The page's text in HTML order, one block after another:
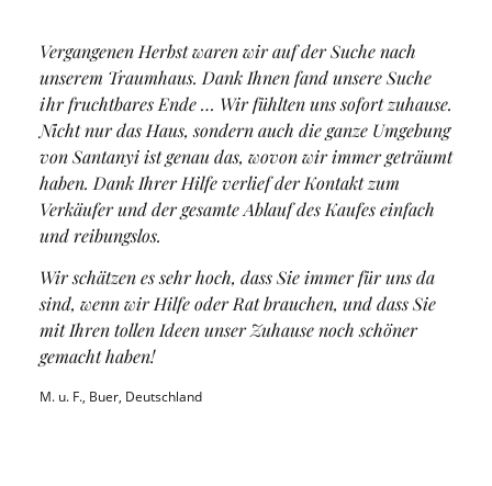
Vergangenen Herbst waren wir auf der Suche nach
unserem Traumhaus. Dank Ihnen fand unsere Suche
ihr fruchtbares Ende … Wir fühlten uns sofort zuhause.
Nicht nur das Haus, sondern auch die ganze Umgebung
von Santanyi ist genau das, wovon wir immer geträumt
haben. Dank Ihrer Hilfe verlief der Kontakt zum
Verkäufer und der gesamte Ablauf des Kaufes einfach
und reibungslos.
Wir schätzen es sehr hoch, dass Sie immer für uns da
sind, wenn wir Hilfe oder Rat brauchen, und dass Sie
mit Ihren tollen Ideen unser Zuhause noch schöner
gemacht haben!
M. u. F., Buer, Deutschland